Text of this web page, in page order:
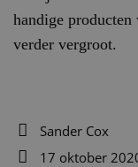
handige
verder vergroot.
Auteur
Sander Cox
17 oktober